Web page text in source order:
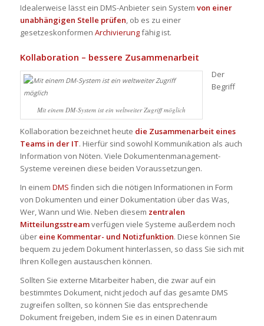
Idealerweise lässt ein DMS-Anbieter sein System von einer
unabhängigen Stelle prüfen, ob es zu einer
gesetzeskonformen Archivierungfähig ist.
Kollaboration – bessere Zusammenarbeit
Mit einem DM-System ist ein weltweiter Zugriff möglich
Der
Begriff
Kollaboration bezeichnet heute die Zusammenarbeit eines
Teams in der IT. Hierfür sind sowohl Kommunikation als auch
Information von Nöten. Viele Dokumentenmanagement-
Systeme vereinen diese beiden Voraussetzungen.
In einem DMS finden sich die nötigen Informationen in Form
von Dokumenten und einer Dokumentation über das Was,
Wer, Wann und Wie. Neben diesem zentralen
Mitteilungsstreamverfügen viele Systeme außerdem noch
über eine Kommentar- und Notizfunktion. Diese können Sie
bequem zu jedem Dokument hinterlassen, so dass Sie sich mit
Ihren Kollegen austauschen können.
Sollten Sie externe Mitarbeiter haben, die zwar auf ein
bestimmtes Dokument, nicht jedoch auf das gesamte DMS
zugreifen sollten, so können Sie das entsprechende
Dokument freigeben, indem Sie es in einen Datenraum